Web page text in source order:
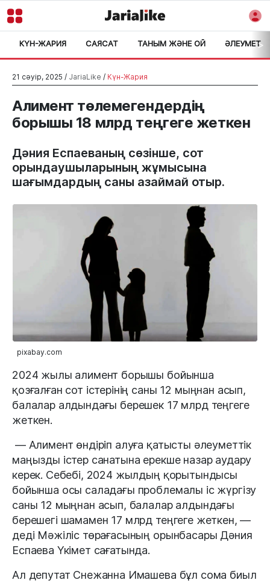
КҮН-ЖАРИЯ САЯСАТ ТАНЫМ ЖӘНЕ ОЙ ӘЛЕУМЕТ>
21 сәуір, 2025 / JariaLike / Күн-Жария
Алимент төлемегендердің
борышы 18 млрд теңгеге жеткен
Дәния Еспаеваның сөзінше, сот
орындаушыларының жұмысына
шағымдардың саны азаймай отыр.
pixabay.com
2024 жылы алимент борышы бойынша
қозғалған сот істерінің саны 12 мыңнан асып,
балалар алдындағы берешек 17 млрд теңгеге
жеткен.
— Алимент өндіріп алуға қатысты әлеуметтік
маңызды істер санатына ерекше назар аудару
керек. Себебі, 2024 жылдың қорытындысы
бойынша осы саладағы проблемалы іс жүргізу
саны 12 мыңнан асып, балалар алдындағы
берешегі шамамен 17 млрд теңгеге жеткен, —
деді Мәжіліс төрағасының орынбасары Дәния
Еспаева Үкімет сағатында.
Ал депутат Снежанна Имашева бұл сома биыл